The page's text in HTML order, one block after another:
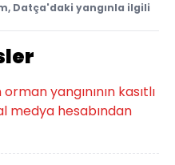
Datça'daki yangınla ilgili
yangınının kasıtlı
medya hesabından